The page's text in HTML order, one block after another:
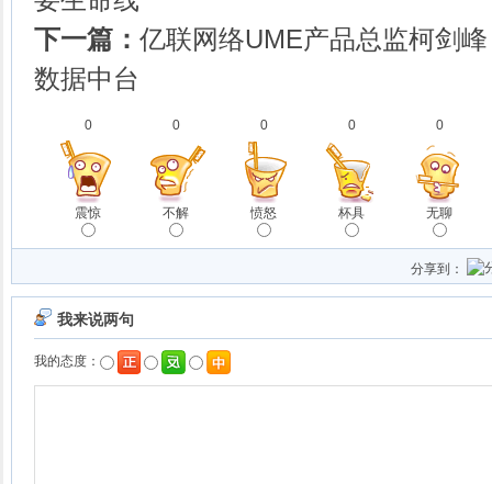
下一篇： 亿联网络UME产品总监柯剑
数据中台
0
震惊
0
不解
0
愤怒
0
杯具
0
无聊
分享到：